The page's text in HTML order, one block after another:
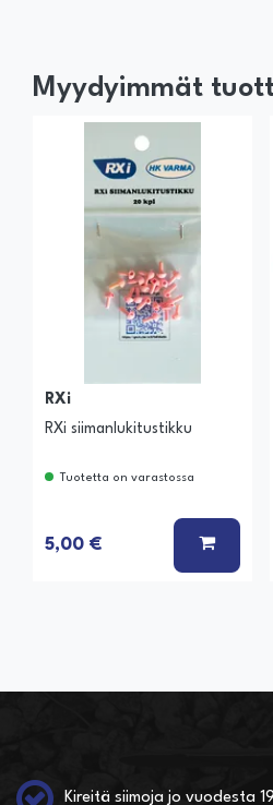
Myydyimmät
RXi
RXi siimanlukitustikku
Tuotetta on varastossa
5,00 € LISÄÄ
Kireitä siimoja jo vuodesta